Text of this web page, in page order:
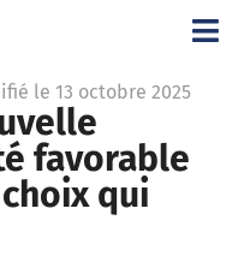
le 13 octobre 2025
favorable
qui